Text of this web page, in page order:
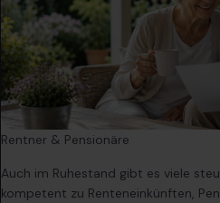
Rentner & Pensionäre
Auch im Ruhestand gibt es viele
kompetent zu Renteneinkünften,